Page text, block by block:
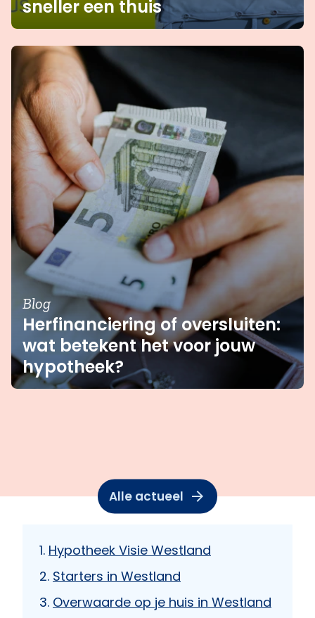
sneller een thuis
Blog
Herfinanciering of oversluiten:
wat betekent het voor jouw
hypotheek?
Alle actueel
Hypotheek Visie Westland
Starters in Westland
Overwaarde op je huis in Westland